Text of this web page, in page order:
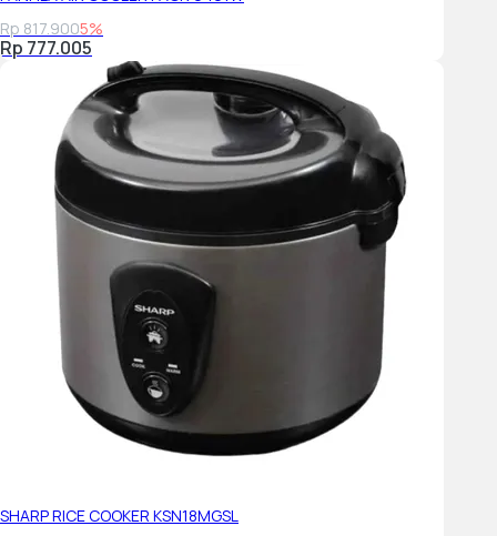
Rp 817.9005%
Rp 777.005
SHARP RICE COOKER KSN18MGSL